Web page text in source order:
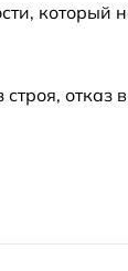
отказ